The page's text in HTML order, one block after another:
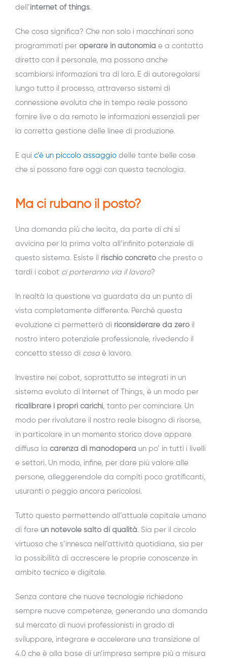
dell’internet of things.
Che cosa significa? Che non solo i macchinari sono
programmati per operare in autonomia e a contatto
diretto con il personale, ma possono anche
scambiarsi informazioni tra di loro. E di autoregolarsi
lungo tutto il processo, attraverso sistemi di
connessione evoluta che in tempo reale possono
fornire live o da remoto le informazioni essenziali per
la corretta gestione delle linee di produzione.
E qui c’è un piccolo assaggio delle tante belle cose
che si possono fare oggi con questa tecnologia.
Ma ci rubano il posto?
Una domanda più che lecita, da parte di chi si
avvicina per la prima volta all’infinito potenziale di
questo sistema. Esiste il rischio concreto che presto o
tardi i cobot ci porteranno via il lavoro?
In realtà la questione va guardata da un punto di
vista completamente differente. Perché questa
evoluzione ci permetterà di riconsiderare da zero il
nostro intero potenziale professionale, rivedendo il
concetto stesso di cosa è lavoro.
Investire nei cobot, soprattutto se integrati in un
sistema evoluto di Internet of Things, è un modo per
ricalibrare i propri carichi, tanto per cominciare. Un
modo per rivalutare il nostro reale bisogno di risorse,
in particolare in un momento storico dove appare
diffusa la carenza di manodopera un po’ in tutti i livelli
e settori. Un modo, infine, per dare più valore alle
persone, alleggerendole da compiti poco gratificanti,
usuranti o peggio ancora pericolosi.
Tutto questo permettendo all’attuale capitale umano
di fare un notevole salto di qualità. Sia per il circolo
virtuoso che s’innesca nell’attività quotidiana, sia per
la possibilità di accrescere le proprie conoscenze in
ambito tecnico e digitale.
Senza contare che nuove tecnologie richiedono
sempre nuove competenze, generando una domanda
sul mercato di nuovi professionisti in grado di
sviluppare, integrare e accelerare una transizione al
4.0 che è alla base di un’impresa sempre più a misura